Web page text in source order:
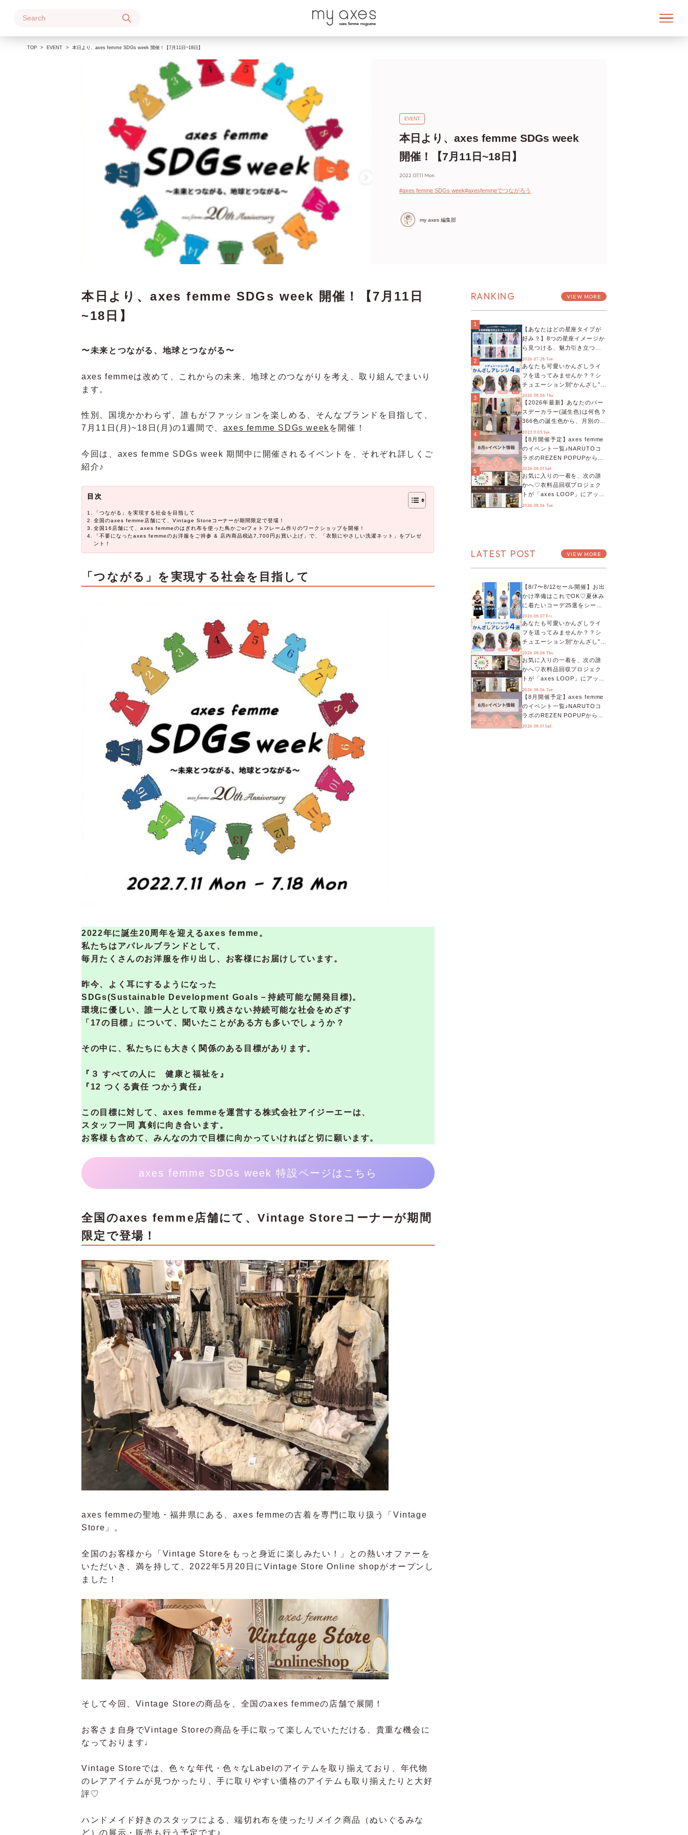
TOP EVENT 本日より、axes femme SDGs week 開催！【7月11日~18日】
EVENT
本日より、axes femme SDGs week
開催！【7月11日~18日】
2022.07.11 Mon.
#axes femme SDGs week#axesfemmeでつながろう
my axes 編集部
本日より、axes femme SDGs week 開催！【7月11日
~18日】
〜未来とつながる、地球とつながる〜
axes femmeは改めて、これからの未来、地球とのつながりを考え、取り組んでまいり
ます。
性別、国境かかわらず、誰もがファッションを楽しめる、そんなブランドを目指して、
7月11日(月)~18日(月)の1週間で、 axes femme SDGs week を開催！
今回は、axes femme SDGs week 期間中に開催されるイベントを、それぞれ詳しくご
紹介♪
目次
「つながる」を実現する社会を目指して
全国のaxes femme店舗にて、Vintage Storeコーナーが期間限定で登場！
全国16店舗にて、axes femmeのはぎれ布を使った鳥かごorフォトフレーム作りのワークショップを開催！
「不要になったaxes femmeのお洋服をご持参 & 店内商品税込7,700円お買い上げ」で、「衣類にやさしい洗濯ネット」をプレゼ
ント！
「つながる」を実現する社会を目指して
2022年に誕生20周年を迎えるaxes femme。
私たちはアパレルブランドとして、
毎月たくさんのお洋服を作り出し、お客様にお届けしています。
昨今、よく耳にするようになった
SDGs(Sustainable Development Goals－持続可能な開発目標)。
環境に優しい、誰一人として取り残さない持続可能な社会をめざす
「17の目標」について、聞いたことがある方も多いでしょうか？
その中に、私たちにも大きく関係のある目標があります。
『３ すべての人に 健康と福祉を』
『12 つくる責任 つかう責任』
この目標に対して、axes femmeを運営する株式会社アイジーエーは、
スタッフ一同 真剣に向き合います。
お客様も含めて、みんなの力で目標に向かっていければと切に願います。
axes femme SDGs week 特設ページはこちら
全国のaxes femme店舗にて、Vintage Storeコーナーが期間
限定で登場！
axes femmeの聖地・福井県にある、axes femmeの古着を専門に取り扱う「Vintage
Store」。
全国のお客様から「Vintage Storeをもっと身近に楽しみたい！」との熱いオファーを
いただいき、満を持して、2022年5月20日に Vintage Store Online shopがオープンし
ました！
そして今回、Vintage Storeの商品を、全国のaxes femmeの店舗で展開！
お客さま自身でVintage Storeの商品を手に取って楽しんでいただける、貴重な機会に
なっております♩
Vintage Storeでは、色々な年代・色々なLabelのアイテムを取り揃えており、年代物
のレアアイテムが見つかったり、手に取りやすい価格のアイテムも取り揃えたりと大好
評♡
ハンドメイド好きのスタッフによる、端切れ布を使ったリメイク商品（ぬいぐるみな
ど）の展示・販売も行う予定です♪
RANKING VIEW MORE
1
【あなたはどの星座タイプが
好み？】8つの星座イメージか
ら見つける、魅力引き立つス
タイリング♡
2026.07.28 Tue
2
あなたも可愛いかんざしライ
フを送ってみませんか？？シ
チュエーション別“かんざし”の
オススメ【ショップスタッフ
編集部】
2026.08.06 Thu
3
【2026年最新】あなたのバー
スデーカラー(誕生色)は何色？
366色の誕生色から、月別の誕
生色、バースデーカラーコー
デまでご紹介♡
2023.11.05 Sun
4
【8月開催予定】axes femme
のイベント一覧♪NARUTOコ
ラボのREZEN POPUPから、
プチYour Stage.、ティーパー
ティまで！8月の特別なイベン
トをチェック◎
2026.08.01 Sat
5
お気に入りの一着を、次の誰
かへ♡衣料品回収プロジェク
トが「axes LOOP」にアップ
デート！活用するとポイント
2026.08.04 Tue
LATEST POST VIEW MORE
【8/7〜8/12セール開催】お出
かけ準備はこれでOK♡夏休み
に着たいコーデ25選をシーン
別に徹底解説！
2026.08.07 Fri.
あなたも可愛いかんざしライ
フを送ってみませんか？？シ
チュエーション別“かんざし”の
オススメ【ショップスタッフ
編集部】
2026.08.06 Thu.
お気に入りの一着を、次の誰
かへ♡衣料品回収プロジェク
トが「axes LOOP」にアップ
デート！活用するとポイント
が手に入る◎
2026.08.04 Tue.
【8月開催予定】axes femme
のイベント一覧♪NARUTOコ
ラボのREZEN POPUPから、
プチYour Stage.、ティーパー
2026.08.01 Sat.